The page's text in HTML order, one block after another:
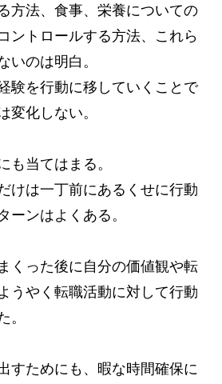
方法、食事、栄養についての
ントロールする方法、これら
いのは明白。
験を行動に移していくことで
変化しない。
も当てはまる。
けは一丁前にあるくせに行動
ーンはよくある。
くった後に自分の価値観や転
うやく転職活動に対して行動
。
すためにも、暇な時間確保に